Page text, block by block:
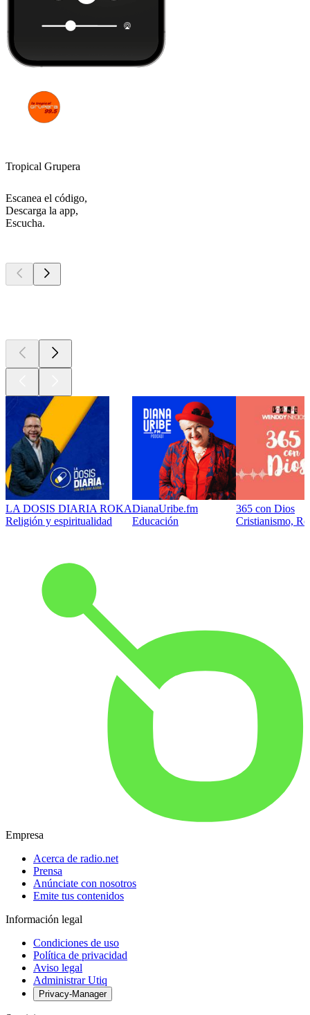
Tropical Grupera
Escanea el código,
Descarga la app,
Escucha.
LA DOSIS DIARIA ROKA
Religión y espiritualidad
DianaUribe.fm
Educación
365 con Dios
Cristianismo,
Empresa
Acerca de radio.net
Prensa
Anúnciate con nosotros
Emite tus contenidos
Información legal
Condiciones de uso
Política de privacidad
Aviso legal
Administrar Utiq
Privacy-Manager